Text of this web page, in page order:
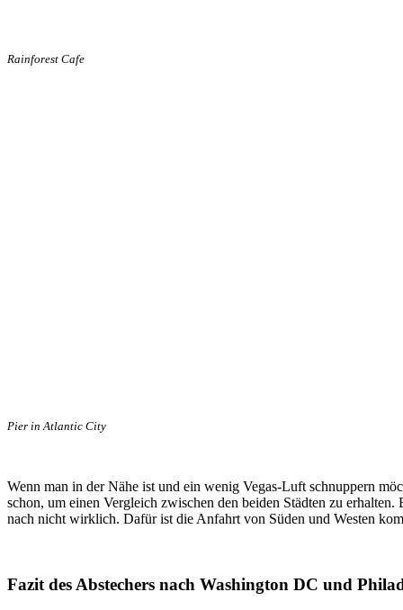
Rainforest Cafe
Pier in Atlantic City
Wenn man in der Nähe ist und ein wenig Vegas-Luft schnuppern
schon, um einen Vergleich zwischen den beiden Städten zu
nach nicht wirklich. Dafür ist die Anfahrt von Süden und Westen
Fazit des Abstechers nach Washington DC und